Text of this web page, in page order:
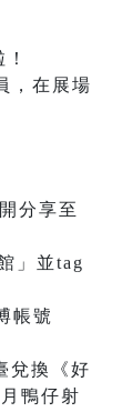
，在展場
分享至
」並tag
帳號
兌換《好
鴨仔射